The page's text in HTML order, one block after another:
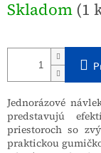
cena:
Skladom (1
Jednorázové
predstavujú
priestoroch so
praktickou